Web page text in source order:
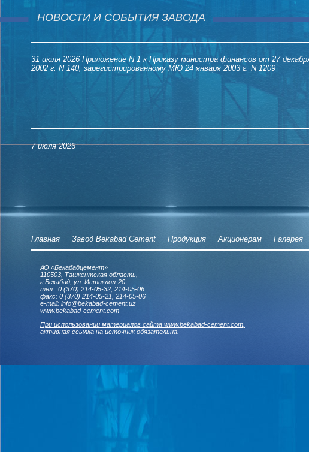
НОВОСТИ И СОБЫТИЯ ЗАВОДА
31 июля 2026 Приложение N 1 к Приказу министра финансов от 27
2002 г. N 140, зарегистрированному МЮ 24 января 2003 г. N 1209
7 июля 2026
Главная Завод Bekabad Cement Продукция Акционерам Галерея
АО «Бекабадцемент»
110503, Ташкентская область,
г.Бекабад, ул. Истиклол-20
тел.: 0 (370) 214-05-32, 214-05-06
факс: 0 (370) 214-05-21, 214-05-06
e-mail: info@bekabad-cement.uz
www.bekabad-cement.com
При использовании материалов сайта www.bekabad-cement.com,
активная ссылка на источник обязательна.